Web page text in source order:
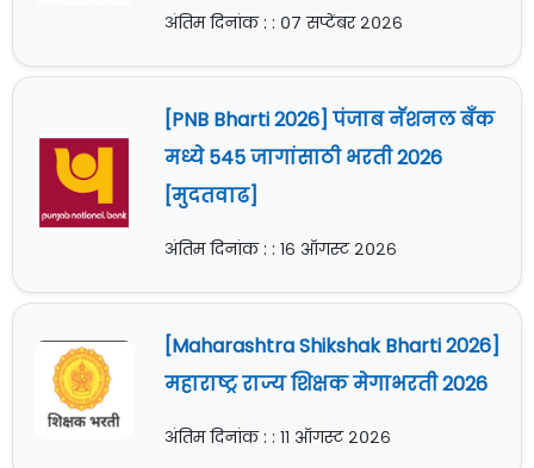
अंतिम दिनांक : : ०७ सप्टेंबर २०२६
[PNB Bharti 2026] पंजाब नॅशनल बँक
मध्ये 545 जागांसाठी भरती 2026
[मुदतवाढ]
अंतिम दिनांक : : १६ ऑगस्ट २०२६
[Maharashtra Shikshak Bharti 2026]
महाराष्ट्र राज्य शिक्षक मेगाभरती 2026
अंतिम दिनांक : : ११ ऑगस्ट २०२६